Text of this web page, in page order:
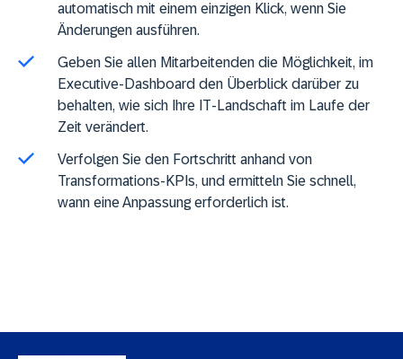
automatisch mit einem einzigen Klick, wenn Sie
Änderungen ausführen.
Geben Sie allen Mitarbeitenden die Möglichkeit, im
Executive-Dashboard den Überblick darüber zu
behalten, wie sich Ihre IT-Landschaft im Laufe der
Zeit verändert.
Verfolgen Sie den Fortschritt anhand von
Transformations-KPIs, und ermitteln Sie schnell,
wann eine Anpassung erforderlich ist.